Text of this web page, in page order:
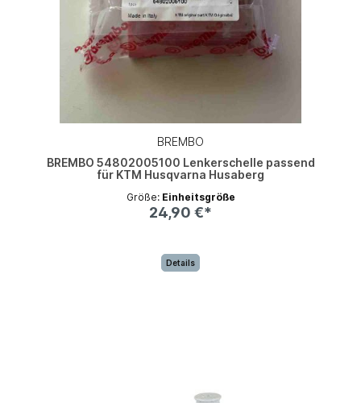
BREMBO
BREMBO 54802005100 Lenkerschelle passend
für KTM Husqvarna Husaberg
Größe: Einheitsgröße
24,90 €*
Details